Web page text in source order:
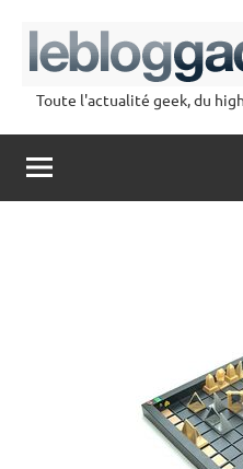
contenu
lebloggadget
Toute l'actualité geek, du